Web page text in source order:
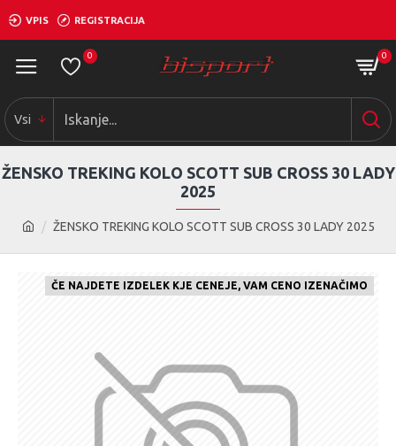
VPIS REGISTRACIJA
0 0
Vsi
ŽENSKO TREKING KOLO SCOTT SUB CROSS 30 LADY 2025
ŽENSKO TREKING KOLO SCOTT SUB CROSS 30 LADY
2025
ČE NAJDETE IZDELEK KJE CENEJE, VAM CENO IZENAČIMO